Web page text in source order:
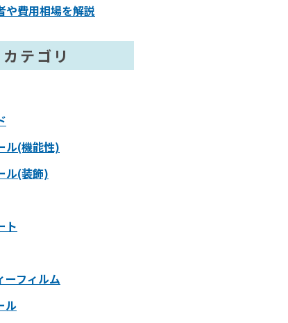
や費用相場を解説
カテゴリ
ル(機能性)
ル(装飾)
ト
ーフィルム
ル